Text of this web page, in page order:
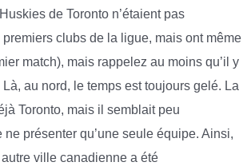
de Toronto n’étaient pas
premiers clubs de la ligue, mais ont même
match), mais rappelez au moins qu’il y
au nord, le temps est toujours gelé. La
Toronto, mais il semblait peu
présenter qu’une seule équipe. Ainsi,
autre ville canadienne a été